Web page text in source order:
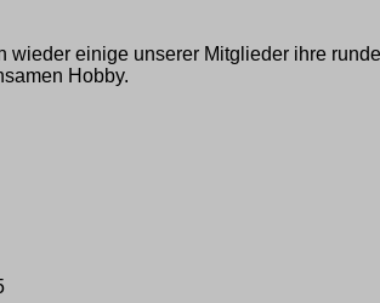
wieder einige unserer Mitglieder ihre
Hobby.